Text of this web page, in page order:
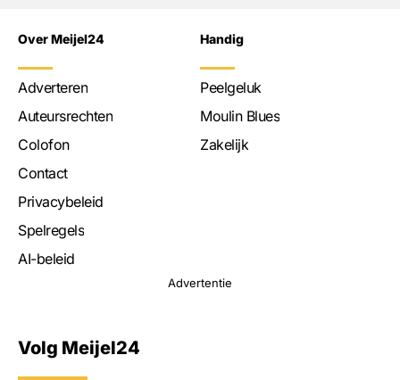
Over Meijel24
Adverteren
Auteursrechten
Colofon
Contact
Privacybeleid
Spelregels
AI-beleid
Handig
Peelgeluk
Moulin Blues
Zakelijk
Advertentie
Volg Meijel24